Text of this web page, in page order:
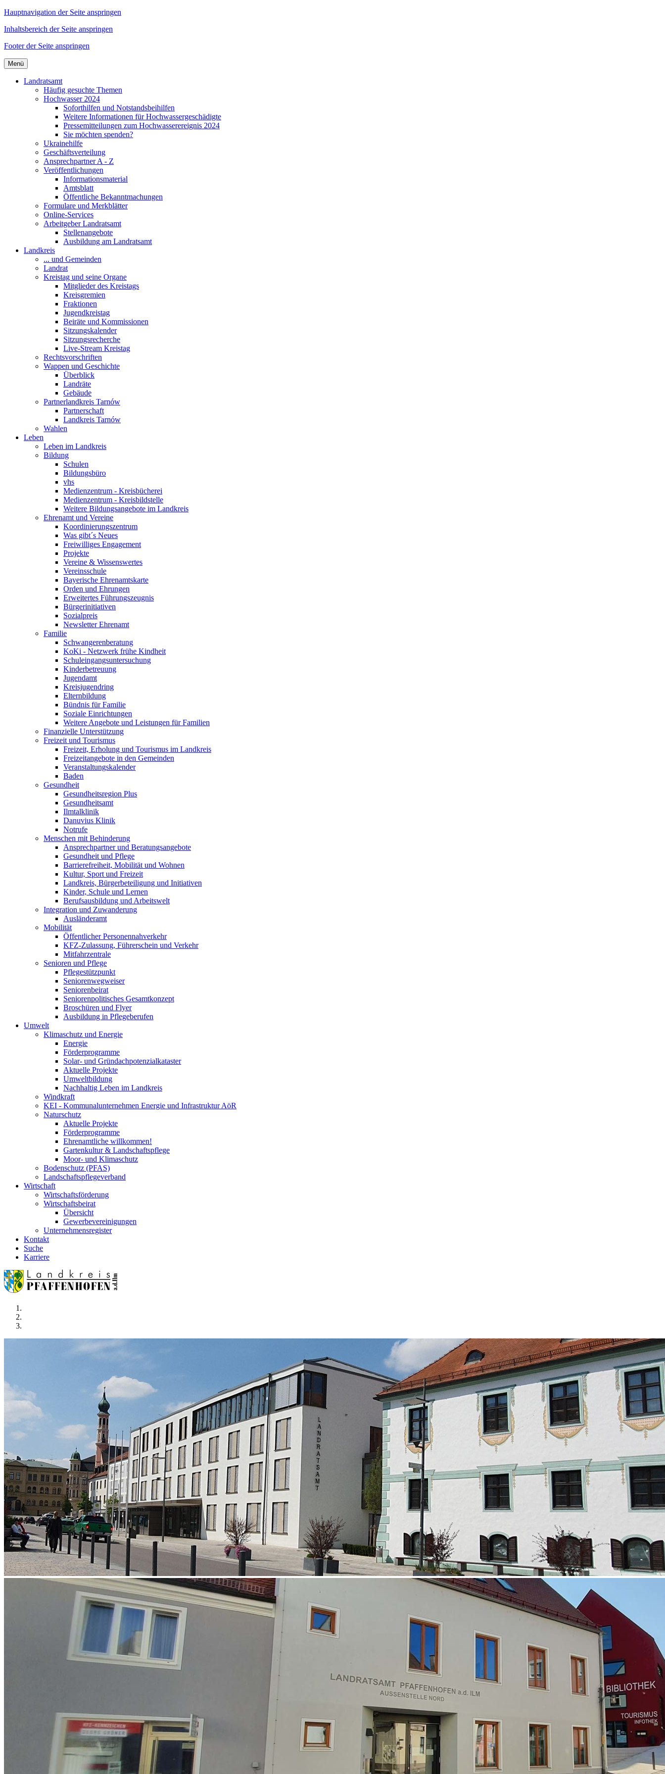
Hauptnavigation der Seite anspringen
Inhaltsbereich der Seite anspringen
Footer der Seite anspringen
Menü
Landratsamt
Häufig gesuchte Themen
Hochwasser 2024
Soforthilfen und Notstandsbeihilfen
Weitere Informationen für Hochwassergeschädigte
Pressemitteilungen zum Hochwasserereignis 2024
Sie möchten spenden?
Ukrainehilfe
Geschäftsverteilung
Ansprechpartner A - Z
Veröffentlichungen
Informationsmaterial
Amtsblatt
Öffentliche Bekanntmachungen
Formulare und Merkblätter
Online-Services
Arbeitgeber Landratsamt
Stellenangebote
Ausbildung am Landratsamt
Landkreis
... und Gemeinden
Landrat
Kreistag und seine Organe
Mitglieder des Kreistags
Kreisgremien
Fraktionen
Jugendkreistag
Beiräte und Kommissionen
Sitzungskalender
Sitzungsrecherche
Live-Stream Kreistag
Rechtsvorschriften
Wappen und Geschichte
Überblick
Landräte
Gebäude
Partnerlandkreis Tarnów
Partnerschaft
Landkreis Tarnów
Wahlen
Leben
Leben im Landkreis
Bildung
Schulen
Bildungsbüro
vhs
Medienzentrum - Kreisbücherei
Medienzentrum - Kreisbildstelle
Weitere Bildungsangebote im Landkreis
Ehrenamt und Vereine
Koordinierungszentrum
Was gibt´s Neues
Freiwilliges Engagement
Projekte
Vereine & Wissenswertes
Vereinsschule
Bayerische Ehrenamtskarte
Orden und Ehrungen
Erweitertes Führungszeugnis
Bürgerinitiativen
Sozialpreis
Newsletter Ehrenamt
Familie
Schwangerenberatung
KoKi - Netzwerk frühe Kindheit
Schuleingangsuntersuchung
Kinderbetreuung
Jugendamt
Kreisjugendring
Elternbildung
Bündnis für Familie
Soziale Einrichtungen
Weitere Angebote und Leistungen für Familien
Finanzielle Unterstützung
Freizeit und Tourismus
Freizeit, Erholung und Tourismus im Landkreis
Freizeitangebote in den Gemeinden
Veranstaltungskalender
Baden
Gesundheit
Gesundheitsregion Plus
Gesundheitsamt
Ilmtalklinik
Danuvius Klinik
Notrufe
Menschen mit Behinderung
Ansprechpartner und Beratungsangebote
Gesundheit und Pflege
Barrierefreiheit, Mobilität und Wohnen
Kultur, Sport und Freizeit
Landkreis, Bürgerbeteiligung und Initiativen
Kinder, Schule und Lernen
Berufsausbildung und Arbeitswelt
Integration und Zuwanderung
Ausländeramt
Mobilität
Öffentlicher Personennahverkehr
KFZ-Zulassung, Führerschein und Verkehr
Mitfahrzentrale
Senioren und Pflege
Pflegestützpunkt
Seniorenwegweiser
Seniorenbeirat
Seniorenpolitisches Gesamtkonzept
Broschüren und Flyer
Ausbildung in Pflegeberufen
Umwelt
Klimaschutz und Energie
Energie
Förderprogramme
Solar- und Gründachpotenzialkataster
Aktuelle Projekte
Umweltbildung
Nachhaltig Leben im Landkreis
Windkraft
KEI - Kommunalunternehmen Energie und Infrastruktur AöR
Naturschutz
Aktuelle Projekte
Förderprogramme
Ehrenamtliche willkommen!
Gartenkultur & Landschaftspflege
Moor- und Klimaschutz
Bodenschutz (PFAS)
Landschaftspflegeverband
Wirtschaft
Wirtschaftsförderung
Wirtschaftsbeirat
Übersicht
Gewerbevereinigungen
Unternehmensregister
Kontakt
Suche
Karriere